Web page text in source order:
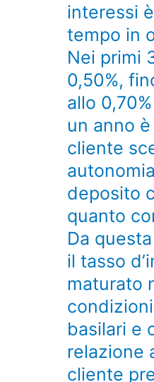
interessi
tempo in
Nei primi
0,50%,
allo
un anno è
cliente
deposito
quanto
Da
il tasso
maturato
basilari e
relazione
cliente